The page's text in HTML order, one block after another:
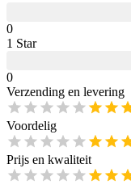
0
1 Star
0
Verzending en levering
Voordelig
Prijs en kwaliteit